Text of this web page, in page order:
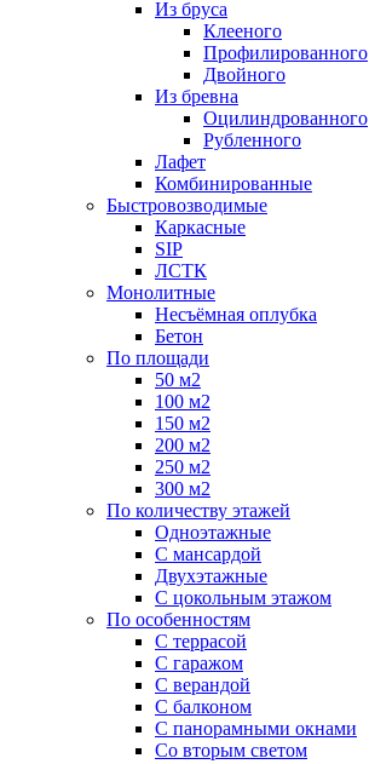
Из бруса
Клееного
Профилированного
Двойного
Из бревна
Оцилиндрованного
Рубленного
Лафет
Комбинированные
Быстровозводимые
Каркасные
SIP
ЛСТК
Монолитные
Несъёмная оплубка
Бетон
По площади
50 м2
100 м2
150 м2
200 м2
250 м2
300 м2
По количеству этажей
Одноэтажные
С мансардой
Двухэтажные
С цокольным этажом
По особенностям
С террасой
С гаражом
С верандой
С балконом
С панорамными окнами
Со вторым светом